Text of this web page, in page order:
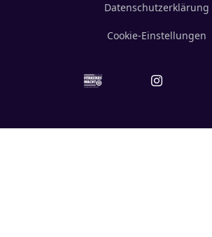
Datenschutzerklärung
Cookie-Einstellungen